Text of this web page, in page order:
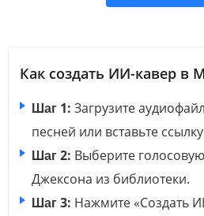
Как создать ИИ-кавер в
Шаг 1: Загрузите
песней или вставьте
Шаг 2: Выберите
Джексона из библиотеки.
Шаг 3: Нажмите «Создать